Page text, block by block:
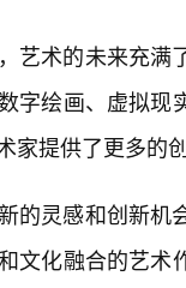
艺术的未来充满
字绘画、虚拟现
家提供了更多的
的灵感和创新机
文化融合的艺术